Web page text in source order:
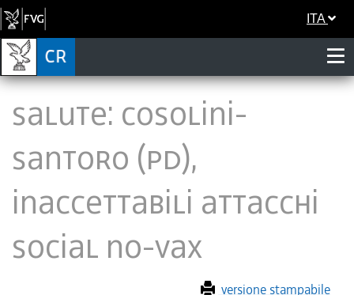
ITA
Salute: Cosolini-
Santoro (Pd),
inaccettabili attacchi
social no-vax
versione stampabile